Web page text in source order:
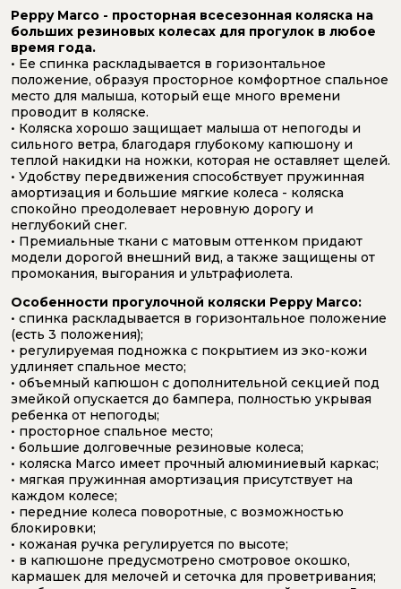
Peppy Marco - просторная всесезонная коляска на
больших резиновых колесах для прогулок в любое
время года.
• Ее спинка раскладывается в горизонтальное
положение, образуя просторное комфортное спальное
место для малыша, который еще много времени
проводит в коляске.
• Коляска хорошо защищает малыша от непогоды и
сильного ветра, благодаря глубокому капюшону и
теплой накидки на ножки, которая не оставляет щелей.
• Удобству передвижения способствует пружинная
амортизация и большие мягкие колеса - коляска
спокойно преодолевает неровную дорогу и
неглубокий снег.
• Премиальные ткани с матовым оттенком придают
модели дорогой внешний вид, а также защищены от
промокания, выгорания и ультрафиолета.
Особенности прогулочной коляски Peppy Marco:
• спинка раскладывается в горизонтальное положение
(есть 3 положения);
• регулируемая подножка с покрытием из эко-кожи
удлиняет спальное место;
• объемный капюшон с дополнительной секцией под
змейкой опускается до бампера, полностью укрывая
ребенка от непогоды;
• просторное спальное место;
• большие долговечные резиновые колеса;
• коляска Marco имеет прочный алюминиевый каркас;
• мягкая пружинная амортизация присутствует на
каждом колесе;
• передние колеса поворотные, с возможностью
блокировки;
• кожаная ручка регулируется по высоте;
• в капюшоне предусмотрено смотровое окошко,
кармашек для мелочей и сеточка для проветривания;